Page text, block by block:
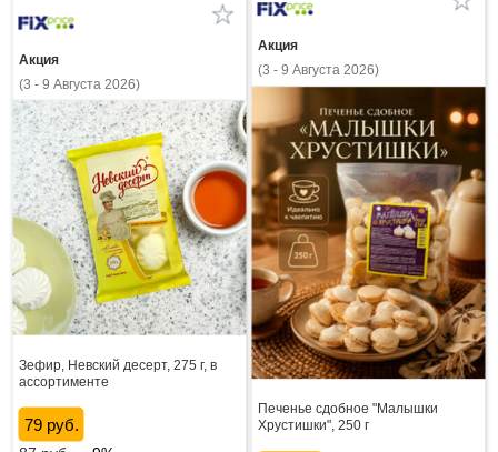
Акция
(3 - 9 Августа 2026)
Печенье сдобное "Малышки
Хрустишки", 250 г
Акция
(3 - 9 Августа 2026)
Зефир, Невский десерт, 275 г, в
ассортименте
79 руб.